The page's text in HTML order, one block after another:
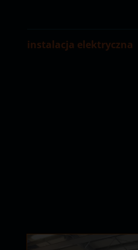
instalacja elektryczna